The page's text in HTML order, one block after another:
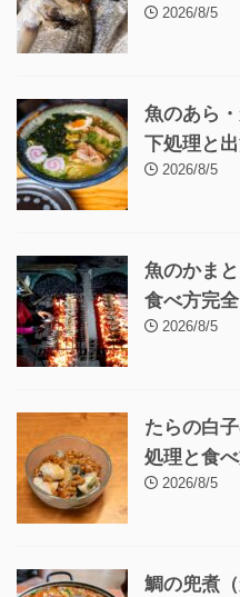
2026/8/5
魚のあら
下処理と
2026/8/5
魚のかま
食べ方完
2026/8/5
たらの白
処理と食
2026/8/5
鯛の兜煮